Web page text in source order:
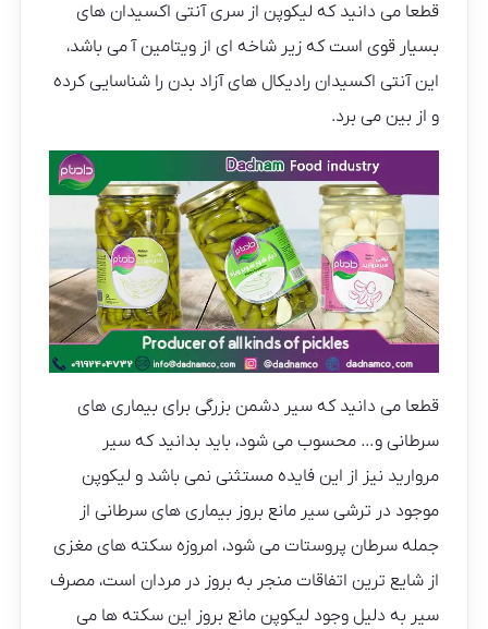
قطعا می دانید که لیکوپن از سری آنتی اکسیدان های
بسیار قوی است که زیر شاخه ای از ویتامین آ می باشد،
این آنتی اکسیدان رادیکال های آزاد بدن را شناسایی کرده
و از بین می برد.
قطعا می دانید که سیر دشمن بزرگی برای بیماری های
سرطانی و… محسوب می شود، باید بدانید که سیر
مروارید نیز از این فایده مستثنی نمی باشد و لیکوپن
موجود در ترشی سیر مانع بروز بیماری های سرطانی از
جمله سرطان پروستات می شود، امروزه سکته های مغزی
از شایع ترین اتفاقات منجر به بروز در مردان است، مصرف
سیر به دلیل وجود لیکوپن مانع بروز این سکته ها می